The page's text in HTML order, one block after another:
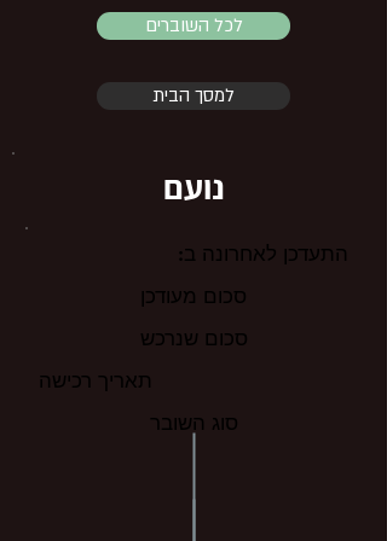
לכל השוברים
למסך הבית
נועם
התעדכן לאחרונה ב:
סכום מעודכן
סכום שנרכש
תאריך רכישה
סוג השובר